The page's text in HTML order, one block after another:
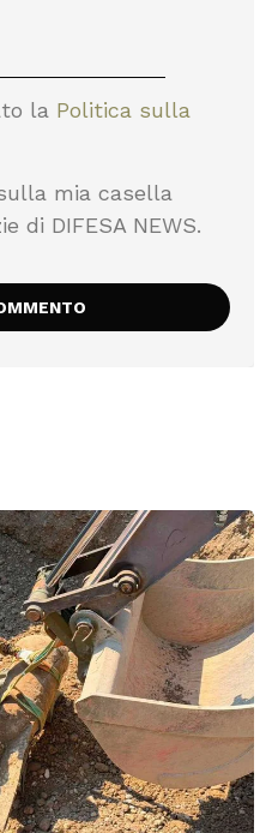
la Politica sulla
mia casella
di DIFESA NEWS.